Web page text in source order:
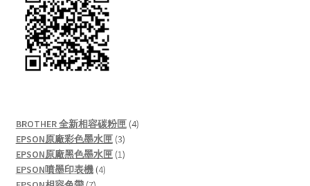
BROTHER 全新相容碳粉匣 44
EPSON原廠彩色墨水匣 33
products
EPSON原廠黑色墨水匣 11
EPSON噴墨印表機 44